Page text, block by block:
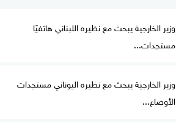
وزير الخارجية يبحث مع نظيره اللبناني هاتفيًا
مستجدات...
وزير الخارجية يبحث مع نظيره اليوناني مستجدات
الأوضاع...